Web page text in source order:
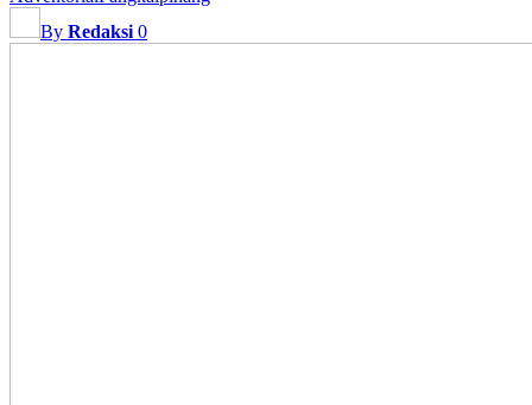
By Redaksi 0